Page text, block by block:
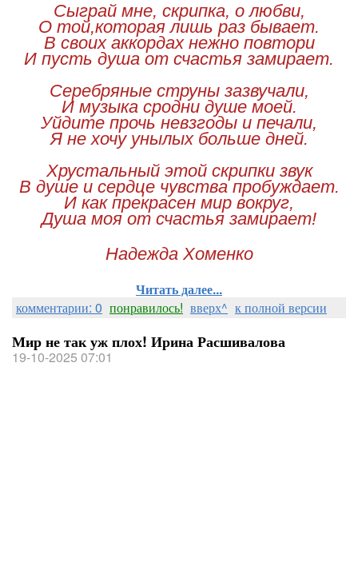
Сыграй мне, скрипка, о любви,
О той,которая лишь раз бывает.
В своих аккордах нежно повтори
И пусть душа от счастья замирает.
Серебряные струны зазвучали,
И музыка сродни душе моей.
Уйдите прочь невзгоды и печали,
Я не хочу унылых больше дней.
Хрустальный этой скрипки звук
В душе и сердце чувства пробуждает.
И как прекрасен мир вокруг,
Душа моя от счастья замирает!
Надежда Хоменко
Читать далее...
комментарии: 0 понравилось! вверх^ к полной версии
Мир не так уж плох! Ирина Расшивалова
19-10-2025 07:01